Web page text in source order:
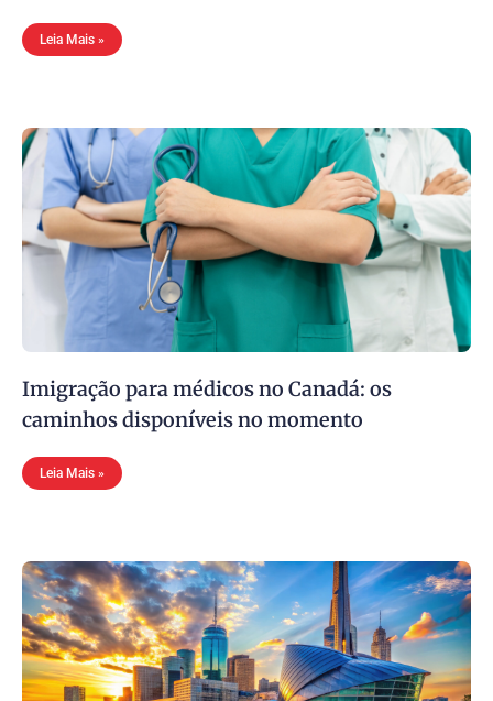
Leia Mais »
Imigração para médicos no Canadá: os
caminhos disponíveis no momento
Leia Mais »